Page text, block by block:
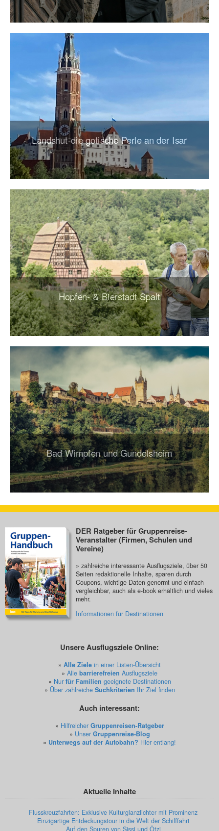
Landshut-die gotische Perle an der Isar
Hopfen- & Bierstadt Spalt
Bad Wimpfen und Gundelsheim
DER Ratgeber für Gruppenreise-
Veranstalter (Firmen, Schulen und
Vereine)
» zahlreiche interessante Ausflugsziele, über 50
Seiten redaktionelle Inhalte, sparen durch
Coupons, wichtige Daten genormt und einfach
vergleichbar, auch als e-book erhältlich und vieles
mehr.
Informationen für Destinationen
Unsere Ausflugsziele Online:
» Alle Ziele in einer Listen-Übersicht
» Alle barrierefreien Ausflugsziele
» Nur für Familien geeignete Destinationen
» Über zahlreiche Suchkriterien Ihr Ziel finden
Auch interessant:
» Hilfreicher Gruppenreisen-Ratgeber
» Unser Gruppenreise-Blog
» Unterwegs auf der Autobahn? Hier entlang!
Aktuelle Inhalte
Flusskreuzfahrten: Exklusive Kulturglanzlichter mit Prominenz
Einzigartige Entdeckungstour in die Welt der Schifffahrt
Auf den Spuren von Sissi und Ötzi